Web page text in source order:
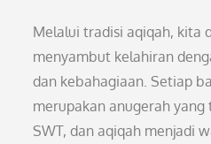
Melalui tradisi aqiqah, kita
menyambut kelahiran
dan kebahagiaan. Setiap
merupakan anugerah
SWT, dan aqiqah menjadi